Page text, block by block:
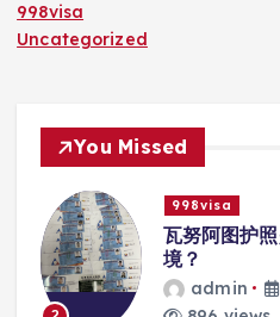
998visa
Uncategorized
You Missed
998visa
瓦努阿图护
学校的注册？
admin